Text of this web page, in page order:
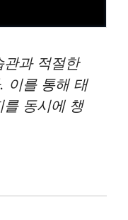
관과 적절한
이를 통해 태
를 동시에 챙